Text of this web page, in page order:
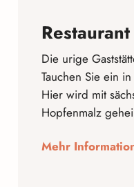
Die urige
Tauchen Sie ein
Hier wird mit
Hopfenmalz
Mehr